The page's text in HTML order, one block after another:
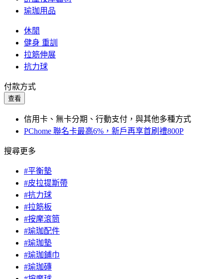
瑜珈用品
休閒
健身 重訓
拉筋伸展
抗力球
付款方式
查看
信用卡、無卡分期、行動支付，與其他多種方式
PChome 聯名卡最高6%，新戶再享首刷禮800P
搜尋更多
#平衡墊
#皮拉提斯帶
#抗力球
#拉筋板
#按摩滾筒
#瑜珈配件
#瑜珈墊
#瑜珈鋪巾
#瑜珈磚